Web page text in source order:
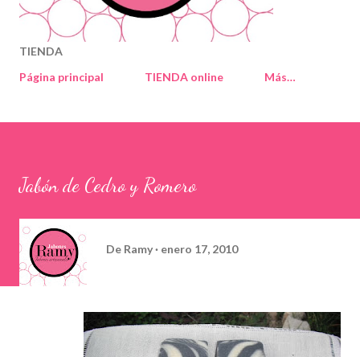
TIENDA
Página principal
TIENDA online Más…
Jabón de Cedro y Romero
De Ramy enero 17, 2010